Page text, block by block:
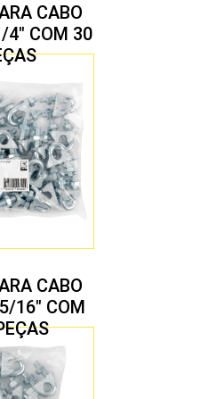
CABO
4″ COM 30
CABO
16″ COM